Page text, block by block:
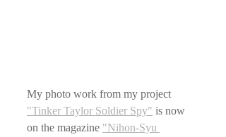
My photo work from my project
"Tinker Taylor Soldier Spy" is now
on the magazine "Nihon-Syu